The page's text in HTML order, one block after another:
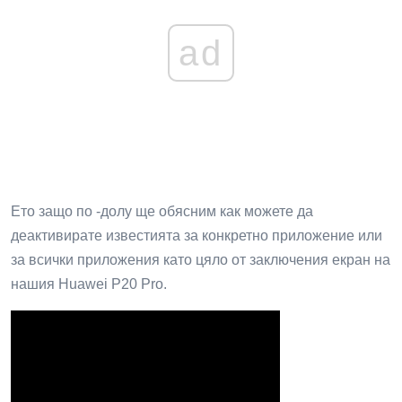
ad
Ето защо по -долу ще обясним как можете да
деактивирате известията за конкретно приложение или
за всички приложения като цяло от заключения екран на
нашия Huawei P20 Pro.